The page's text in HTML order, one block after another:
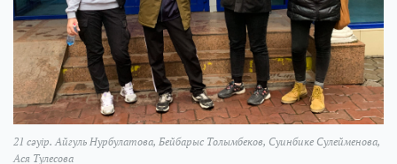
21 сәуір. Айгуль Нурбулатова, Бейбарыс Толымбеков, Суинбике Сулейменова,
Ася Тулесова